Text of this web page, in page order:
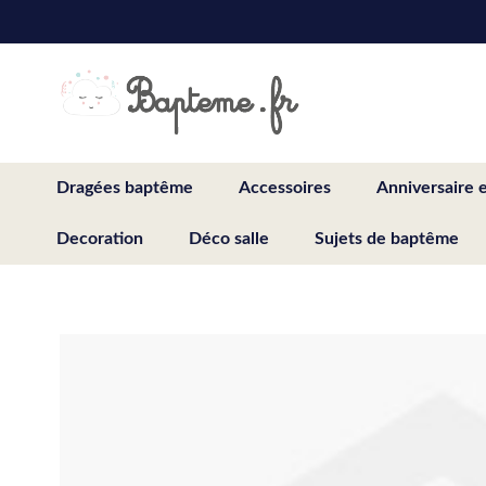
to
Dragées baptême Accessoires Anniversaire
Decoration Déco salle Sujets de baptême